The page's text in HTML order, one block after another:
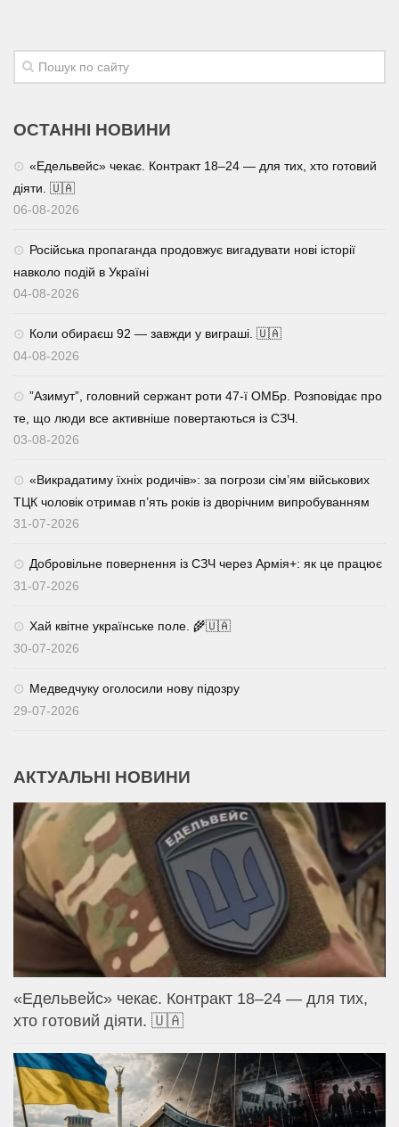
ОСТАННІ НОВИНИ
«Едельвейс» чекає. Контракт 18–24 — для тих, хто готовий
діяти. 🇺🇦
06-08-2026
Російська пропаганда продовжує вигадувати нові історії
навколо подій в Україні
04-08-2026
Коли обираєш 92 — завжди у виграші. 🇺🇦
04-08-2026
⁨”Азимут”, головний сержант роти 47-ї ОМБр. Розповідає про
те, що люди все активніше повертаються із СЗЧ.
03-08-2026
«Викрадатиму їхніх родичів»: за погрози сім’ям військових
ТЦК чоловік отримав п’ять років із дворічним випробуванням
31-07-2026
Добровільне повернення із СЗЧ через Армія+: як це працює
31-07-2026
Хай квітне українське поле. 🌾🇺🇦
30-07-2026
Медведчуку оголосили нову підозру
29-07-2026
АКТУАЛЬНІ НОВИНИ
«Едельвейс» чекає. Контракт 18–24 — для тих,
хто готовий діяти. 🇺🇦